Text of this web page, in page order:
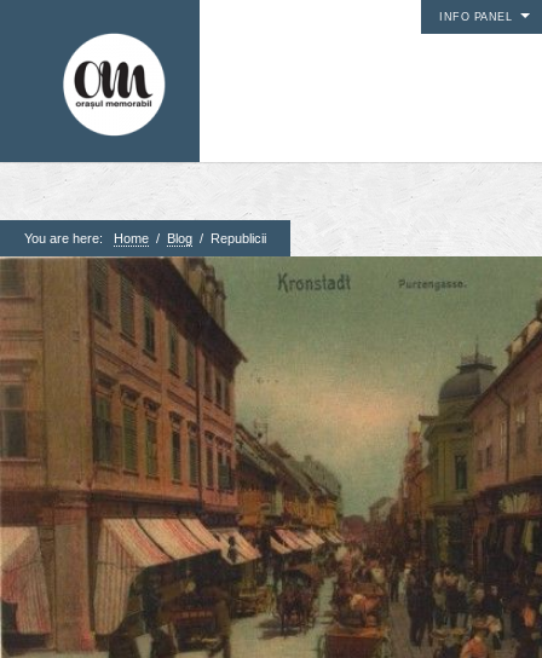
INFO PANEL
1. Pagini
Acasa
Contact
Contribuie si tu
Despre proiect
Din arhiva orasului
Editii anterioare
Panorame
2. Finantatori
You are here: Home / Blog / Republicii